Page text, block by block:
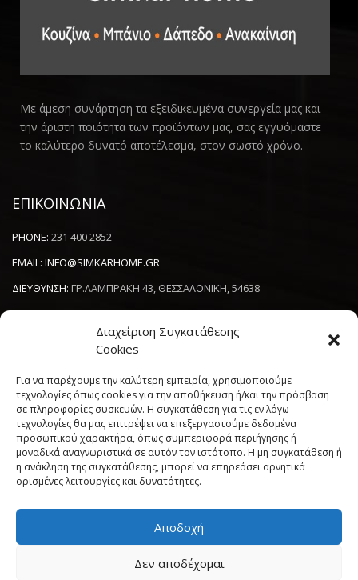
Διαχείριση Συγκατάθεσης
Cookies
Για να παρέχουμε την καλύτερη εμπειρία, χρησιμοποιούμε
τεχνολογίες όπως cookies για την αποθήκευση ή/και την πρόσβαση
σε πληροφορίες συσκευών. Η συγκατάθεση για τις εν λόγω
τεχνολογίες θα μας επιτρέψει να επεξεργαστούμε δεδομένα
προσωπικού χαρακτήρα, όπως συμπεριφορά περιήγησης ή
μοναδικά αναγνωριστικά σε αυτόν τον ιστότοπο. Η μη συγκατάθεση ή
η ανάκληση της συγκατάθεσης, μπορεί να επηρεάσει αρνητικά
ορισμένες λειτουργίες και δυνατότητες.
Αποδοχή
Δεν αποδέχομαι
Με άμεση συνάρτηση τα εξειδικευμένα συνεργεία μας και
την άριστη ποιότητα των προϊόντων μας, σας εγγυόμαστε
το καλύτερο δυνατό αποτέλεσμα, στον σωστό χρόνο.
ΕΠΙΚΟΙΝΩΝΙΑ
PHONE: 231 400 2852
EMAIL: INFO@SIMKARHOME.GR
ΔΙΕΥΘΥΝΣΗ: ΓΡ.ΛΑΜΠΡΑΚΗ 43, ΘΕΣΣΑΛΟΝΙΚΗ, 54638
NEWSLETTER
----------------------
Πολιτική Cookies (ΕΕ)
Όροι και Προϋποθέσεις
Δήλωση Απορρήτου
My account